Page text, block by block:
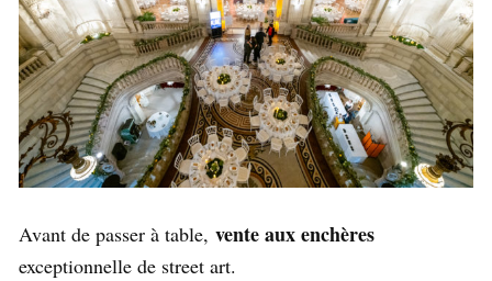
Avant de passer à table, vente aux enchères
exceptionnelle de street art.